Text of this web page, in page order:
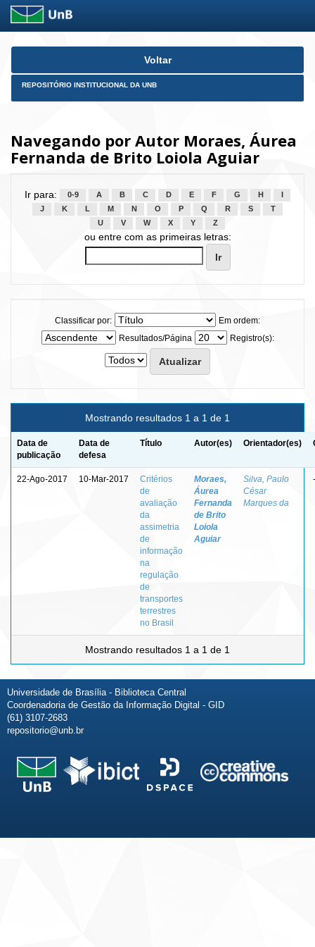
Skip
Voltar
REPOSITÓRIO INSTITUCIONAL DA UNB
Navegando por Autor Moraes, Áurea
Fernanda de Brito Loiola Aguiar
Ir para: 0-9 A B C D E F G H
J
K L M N O P Q R S
T
U
V W X Y Z
ou entre com as primeiras letras:
Classificar por:
Em ordem:
Resultados/Página
Registro(s):
Mostrando resultados 1 a 1 de 1
Data de
publicação
Data de
defesa
Título Autor(es) Orientador(es)
22-Ago-2017 10-Mar-2017
Critérios
de
avaliação
da
assimetria
de
informação
na
regulação
de
transportes
terrestres
no Brasil
Moraes,
Áurea
Fernanda
de Brito
Loiola
Aguiar
Silva, Paulo
César
Marques da
-
Mostrando resultados 1 a 1 de 1
Universidade de Brasília - Biblioteca Central
Coordenadoria de Gestão da Informação Digital - GID
(61) 3107-2683
repositorio@unb.br